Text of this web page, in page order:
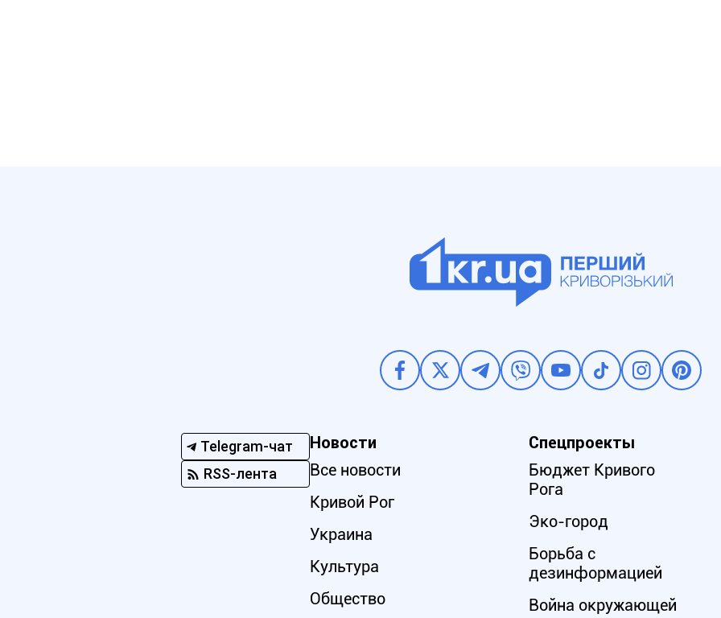
Telegram-чат
RSS-лента
Новости
Все новости
Кривой Рог
Украина
Культура
Общество
Спецпроекты
Бюджет Кривого
Рога
Эко-город
Борьба с
дезинформацией
Война окружающей